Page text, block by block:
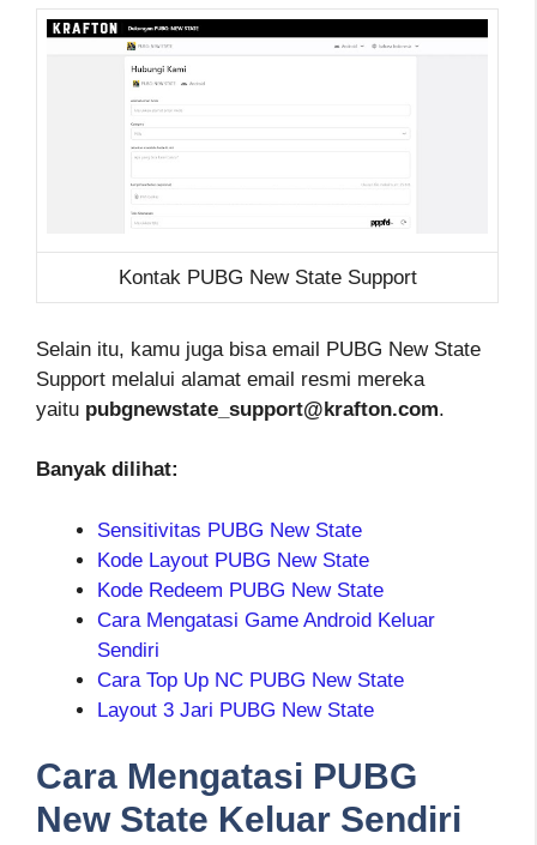
Kontak PUBG New State Support
Selain itu, kamu juga bisa email PUBG New State
Support melalui alamat email resmi mereka
yaitu pubgnewstate_support@krafton.com.
Banyak dilihat:
Sensitivitas PUBG New State
Kode Layout PUBG New State
Kode Redeem PUBG New State
Cara Mengatasi Game Android Keluar
Sendiri
Cara Top Up NC PUBG New State
Layout 3 Jari PUBG New State
Cara Mengatasi PUBG
New State Keluar Sendiri